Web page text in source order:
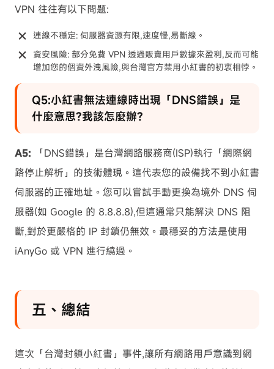
VPN 往往有以下問題:
連線不穩定: 伺服器資源有限,速度慢,易斷線。
資安風險: 部分免費 VPN 透過販賣用戶數據來盈利,反而可能
增加您的個資外洩風險,與台灣官方禁用小紅書的初衷相悖。
Q5:小紅書無法連線時出現「DNS錯誤」是
什麼意思?我該怎麼辦?
A5: 「DNS錯誤」是台灣網路服務商(ISP)執行「網際網
路停止解析」的技術體現。這代表您的設備找不到小紅書
伺服器的正確地址。您可以嘗試手動更換為境外 DNS 伺
服器(如 Google 的 8.8.8.8),但這通常只能解決 DNS 阻
斷,對於更嚴格的 IP 封鎖仍無效。最穩妥的方法是使用
iAnyGo 或 VPN 進行繞過。
五、總結
這次「台灣封鎖小紅書」事件,讓所有網路用戶意識到網